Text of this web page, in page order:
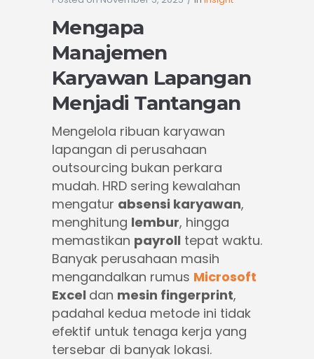
Mengapa
Manajemen
Karyawan Lapangan
Menjadi Tantangan
Mengelola ribuan karyawan
lapangan di perusahaan
outsourcing bukan perkara
mudah. HRD sering kewalahan
mengatur absensi karyawan,
menghitung lembur, hingga
memastikan payroll tepat waktu.
Banyak perusahaan masih
mengandalkan rumus Microsoft
Excel dan mesin fingerprint,
padahal kedua metode ini tidak
efektif untuk tenaga kerja yang
tersebar di banyak lokasi.